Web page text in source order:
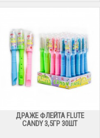
ДРАЖЕ ФЛЕЙТА FLUTE
CANDY 3,5ГР 30ШТ